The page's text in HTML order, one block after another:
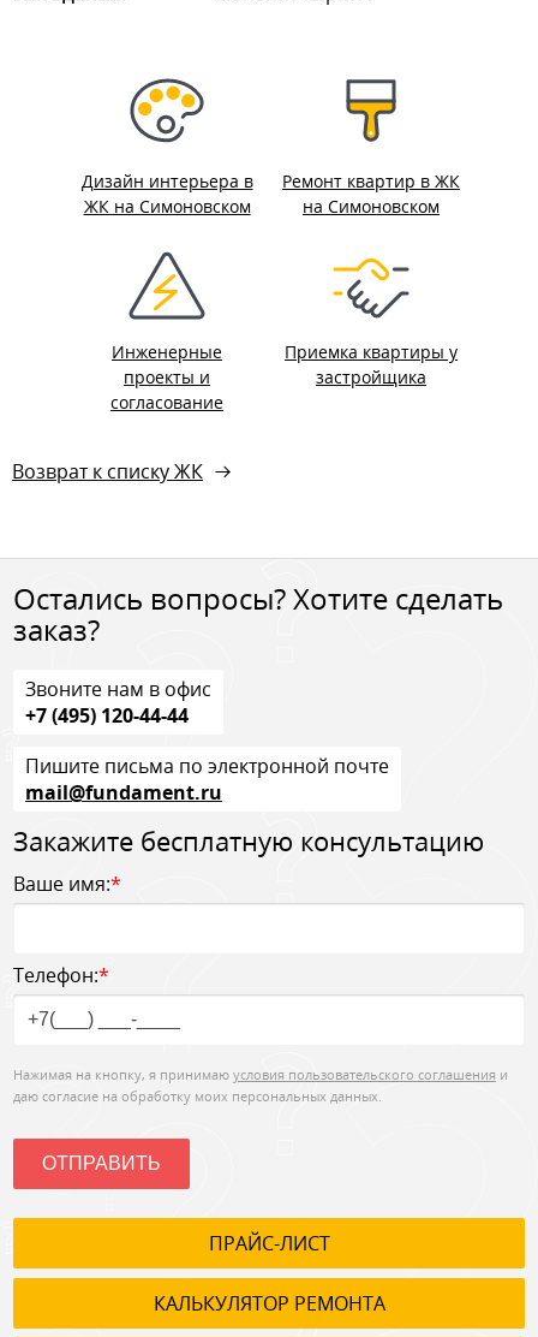
Дизайн интерьера в
ЖК на Симоновском
Ремонт квартир в ЖК
на Симоновском
Инженерные
проекты и
согласование
Приемка квартиры у
застройщика
Возврат к списку ЖК
Остались вопросы? Хотите сделать
заказ?
Звоните нам в офис
+7 (495) 120-44-44
Пишите письма по электронной почте
mail@fundament.ru
Закажите бесплатную консультацию
Ваше имя:*
Телефон:*
Нажимая на кнопку, я принимаю условия пользовательского соглашения и
даю согласие на обработку моих персональных данных.
ОТПРАВИТЬ
ПРАЙС-ЛИСТ
КАЛЬКУЛЯТОР РЕМОНТА